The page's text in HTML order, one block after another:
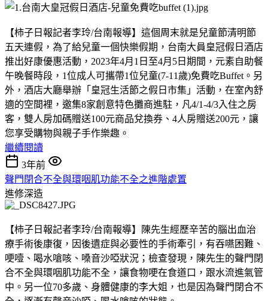
【柿子日報記者李玲/台南報導】這個周末就是兒童節清明節
五天連假，為了給兒童一個快樂假期，台南大員皇冠假日酒店
推出好康優惠活動，2023年4月1日至4月5日期間，元素自助餐
午晚餐時段，1位成人可攜帶1位兒童(7-11歲)免費吃Buffet。另
外，酒店大廳舉辦「皇冠生活節之假日市集」活動，在室內舒
適的空間裡，邀集8家創意特色攤商進駐，凡4/1-4/3入住之房
客，雙人房加碼贈送100元商品兌換券、4人房贈送200元，讓
您享受購物與親子手作樂趣。
繼續閱讀
3年前
聲門閉合不全與環咽肌功能不全之進階處置
進修深造
【柿子日報記者李玲/台南報導】陳先生經歷辛苦的腦出血治
療手術後康復，因後遺症與必要性的手術牽引，有吞嚥困難、
哽噎、喝水嗆咳、嗓音沙啞狀況；檢查發現，陳先生的聲門閉
合不全與環咽肌功能不全，讓食物哽在食道口，跟水流進氣管
中。另一位70多歲、身體健康的李大姐，也是因為聲門閉合不